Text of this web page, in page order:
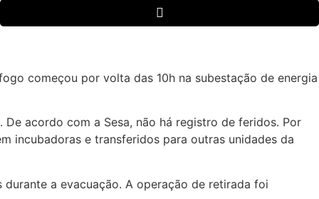
começou por volta das 10h na subestação de energia
acordo com a Sesa, não há registro de feridos. Por
incubadoras e transferidos para outras unidades da
a evacuação. A operação de retirada foi